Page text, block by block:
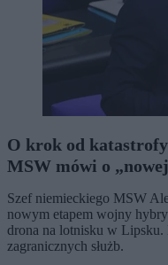
O krok od
MSW mówi o
Szef niemieckiego MSW
nowym etapem wojny
drona na lotnisku w Lipsku.
zagranicznych służb.